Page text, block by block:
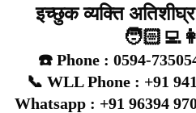
इच्छुक व्यक्ति
☎️ Phone : 0594-
📞 WLL Phone : +91
Whatsapp : +91 96394